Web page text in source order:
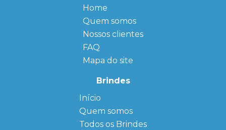
Home
Quem somos
Nossos clientes
FAQ
Mapa do site
Brindes
Início
Quem somos
← Back
FAQ
Sitemap
Todos os Brindes
← Back
Agendas
Personalizadas